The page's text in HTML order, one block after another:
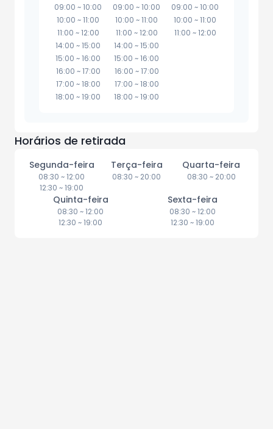
09:00 ~10:00
10:00 ~11:00
11:00 ~12:00
14:00 ~15:00
15:00 ~16:00
16:00 ~17:00
17:00 ~18:00
18:00 ~19:00
09:00 ~10:00
10:00 ~11:00
11:00 ~12:00
14:00 ~15:00
15:00 ~16:00
16:00 ~17:00
17:00 ~18:00
18:00 ~19:00
09:00 ~10:00
10:00 ~11:00
11:00 ~12:00
Horários de retirada
Segunda-feira
08:30 ~12:00
12:30 ~19:00
Terça-feira
08:30 ~ 20:00
Quarta-feira
08:30 ~ 20:00
Quinta-feira
08:30 ~12:00
12:30 ~19:00
Sexta-feira
08:30 ~12:00
12:30 ~19:00